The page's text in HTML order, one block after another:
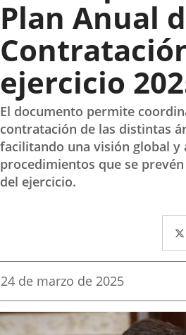
Plan Anual
ejercicio
El documento permite
contratación de las distintas
facilitando una visión global y
procedimientos que se
del ejercicio.
Fecha
la
noticia
24 de marzo de 2025